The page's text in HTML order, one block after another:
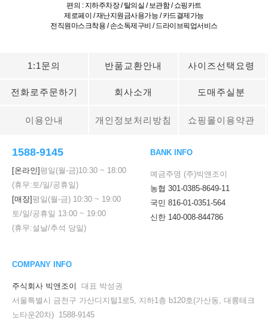
편의 : 지하주차장 / 탈의실 / 보관함 / 쇼핑카트
제로페이 / 재난지원금사용가능 / 카드결제가능
전직원마스크착용 / 손소독제구비 / 드라이브픽업서비스
1:1문의 반품교환안내 사이즈선택요령
전화로주문하기 회사소개 도매주실분
이용안내 개인정보처리방침 쇼핑몰이용약관
1588-9145
[온라인]평일(월-금)10:30 ~ 18:00
(휴무:토/일/공휴일)
[매장]평일(월-금) 10:30 ~ 19:00
토/일/공휴일 13:00 ~ 19:00
(휴무:설날/추석 당일)
BANK INFO
예금주명 (주)빅앤조이
농협 301-0385-8649-11
국민 816-01-0351-564
신한 140-008-844786
COMPANY INFO
주식회사 빅앤조이
대표 박성권
서울특별시 금천구 가산디지털1로5, 지하1층 b120호(가산동, 대륭테크
노타운20차) 1588-9145